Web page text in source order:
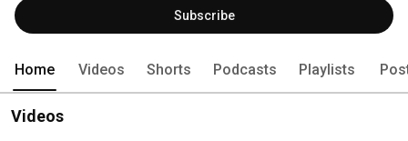
Subscribe
Home Videos Shorts Podcasts Playlists
Videos